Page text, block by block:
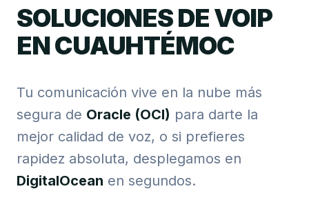
SOLUCIONES DE VOIP
EN CUAUHTÉMOC
Tu comunicación vive en la nube más
segura de Oracle (OCI) para darte la
mejor calidad de voz, o si prefieres
rapidez absoluta, desplegamos en
DigitalOcean en segundos.